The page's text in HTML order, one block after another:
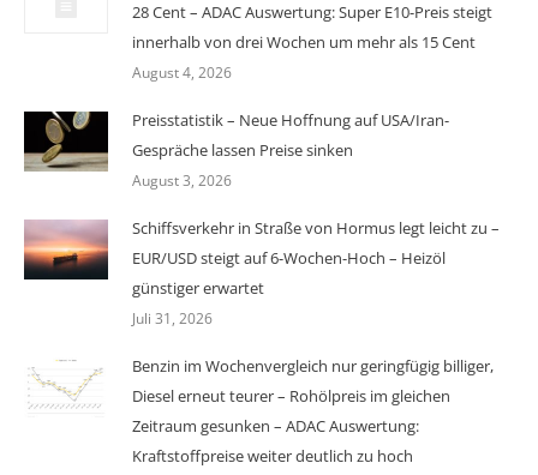
28 Cent – ADAC Auswertung: Super E10-Preis steigt
innerhalb von drei Wochen um mehr als 15 Cent
August 4, 2026
Preisstatistik – Neue Hoffnung auf USA/Iran-
Gespräche lassen Preise sinken
August 3, 2026
Schiffsverkehr in Straße von Hormus legt leicht zu –
EUR/USD steigt auf 6-Wochen-Hoch – Heizöl
günstiger erwartet
Juli 31, 2026
Benzin im Wochenvergleich nur geringfügig billiger,
Diesel erneut teurer – Rohölpreis im gleichen
Zeitraum gesunken – ADAC Auswertung:
Kraftstoffpreise weiter deutlich zu hoch